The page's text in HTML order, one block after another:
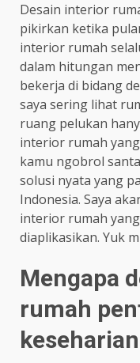
Desain interior
pikirkan ketika
interior rumah
dalam hitungan
bekerja di bidang
saya sering lihat
ruang pelukan
interior rumah
kamu ngobrol
solusi nyata yang
Indonesia. Saya
interior rumah
diaplikasikan. Yuk
Mengapa
rumah